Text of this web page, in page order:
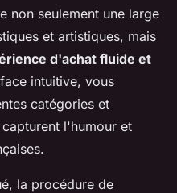
non seulement une large
et artistiques, mais
d'achat fluide et
intuitive, vous
catégories et
l'humour et
la procédure de